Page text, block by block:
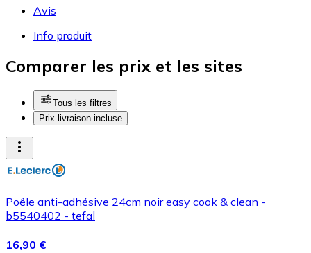
Avis
Info produit
Comparer les prix et les sites
Tous les filtres
Prix livraison incluse
Poêle anti-adhésive 24cm noir easy cook & clean -
b5540402 - tefal
16,90 €